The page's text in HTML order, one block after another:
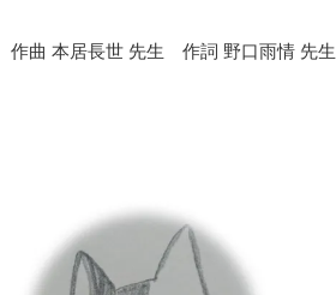
作曲 本居長世 先生 作詞 野口雨情 先生